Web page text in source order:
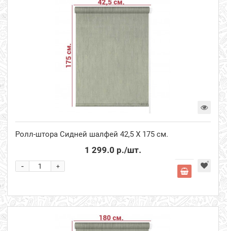
Ролл-штора Сидней шалфей 42,5 Х 175 см.
1 299.0 р./шт.
+
-